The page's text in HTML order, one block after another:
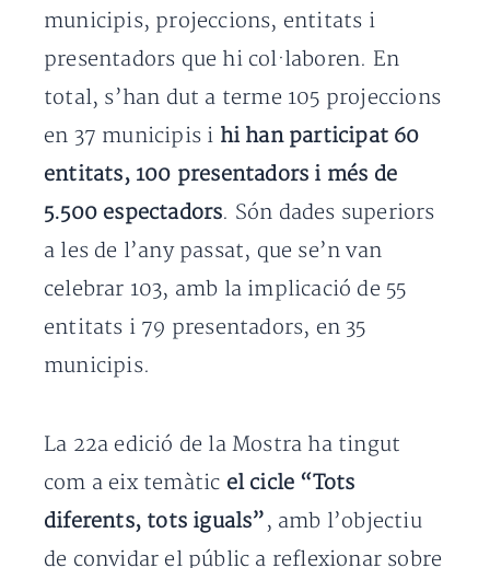
municipis, projeccions, entitats i
presentadors que hi col·laboren. En
total, s’han dut a terme 105 projeccions
en 37 municipis i hi han participat 60
entitats, 100 presentadors i més de
5.500 espectadors. Són dades superiors
a les de l’any passat, que se’n van
celebrar 103, amb la implicació de 55
entitats i 79 presentadors, en 35
municipis.
La 22a edició de la Mostra ha tingut
com a eix temàtic el cicle “Tots
diferents, tots iguals”, amb l’objectiu
de convidar el públic a reflexionar sobre